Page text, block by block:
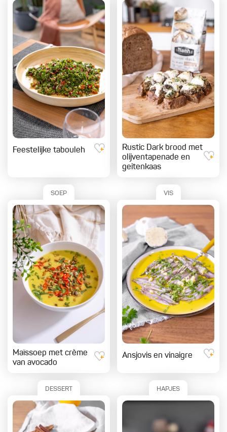
Feestelijke tabouleh
Rustic Dark brood met
olijventapenade en
geitenkaas
SOEP
Maïssoep met crème
van avocado
VIS
Ansjovis en vinaigre
DESSERT HAPJES